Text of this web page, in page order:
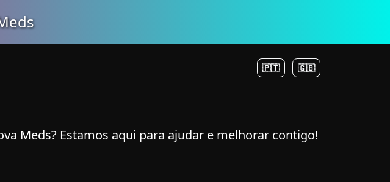
🇵🇹 🇬🇧
Meds? Estamos aqui para ajudar e melhorar contigo!